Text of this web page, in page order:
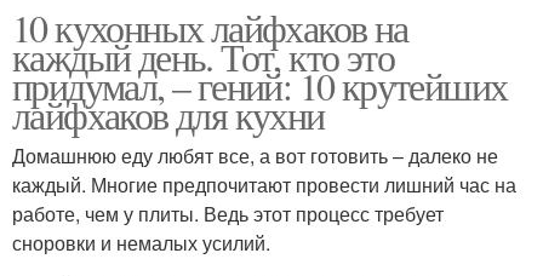
10 кухонных лайфхаков на
каждый день. Тот, кто это
придумал, – гений: 10 крутейших
лайфхаков для кухни
Домашнюю еду любят все, а вот готовить – далеко не
каждый. Многие предпочитают провести лишний час на
работе, чем у плиты. Ведь этот процесс требует
сноровки и немалых усилий.